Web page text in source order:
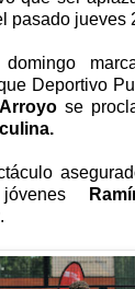
pasado jueves
Deportivo
se
.